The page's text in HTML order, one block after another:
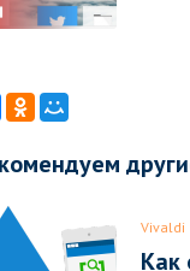
Vivaldi
Как